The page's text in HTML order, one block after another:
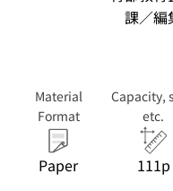
課／編
Material
Format
Paper
Capacity,
etc.
111p